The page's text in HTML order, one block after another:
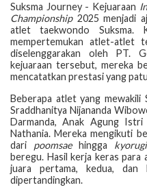
Suksma Journey - Kejuaraan
Championship 2025 menjadi
atlet taekwondo Suksma.
mempertemukan atlet-atlet
diselenggarakan oleh PT.
kejuaraan tersebut, mereka
mencatatkan prestasi yang
Beberapa atlet yang mewakili
Sraddhanitya Nijananda
Darmanda, Anak Agung
Nathania. Mereka mengikuti
dari poomsaehingga kyorugi
beregu. Hasil kerja keras
juara pertama, kedua,
dipertandingkan.